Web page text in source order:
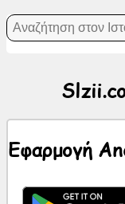
Wiki
Παιχνίδια
Αναζήτηση
Εφαρμογή